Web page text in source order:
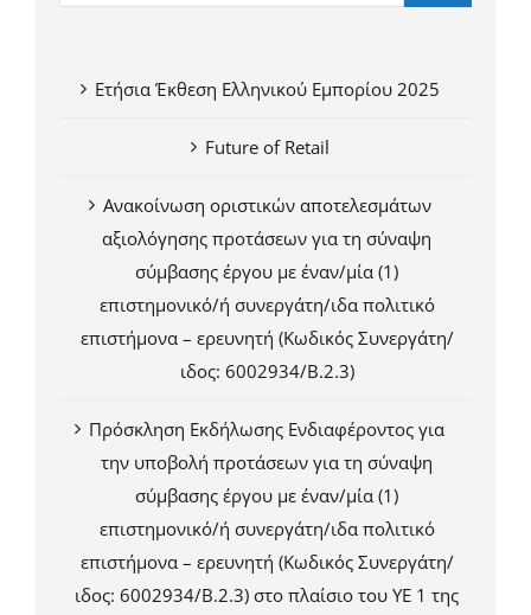
Ετήσια Έκθεση Ελληνικού Εμπορίου 2025
Future of Retail
Ανακοίνωση οριστικών αποτελεσμάτων
αξιολόγησης προτάσεων για τη σύναψη
σύμβασης έργου με έναν/μία (1)
επιστημονικό/ή συνεργάτη/ιδα πολιτικό
επιστήμονα – ερευνητή (Κωδικός Συνεργάτη/
ιδος: 6002934/Β.2.3)
Πρόσκληση Εκδήλωσης Ενδιαφέροντος για
την υποβολή προτάσεων για τη σύναψη
σύμβασης έργου με έναν/μία (1)
επιστημονικό/ή συνεργάτη/ιδα πολιτικό
επιστήμονα – ερευνητή (Κωδικός Συνεργάτη/
ιδος: 6002934/Β.2.3) στο πλαίσιο του ΥΕ 1 της